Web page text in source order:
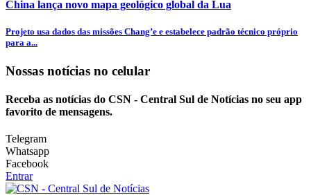
China lança novo mapa geológico global da Lua
Projeto usa dados das missões Chang’e e estabelece padrão técnico próprio
para a...
Nossas notícias no celular
Receba as notícias do CSN - Central Sul de Notícias no seu app
favorito de mensagens.
Telegram
Whatsapp
Facebook
Entrar